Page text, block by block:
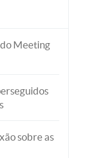
Meeting
sobre as